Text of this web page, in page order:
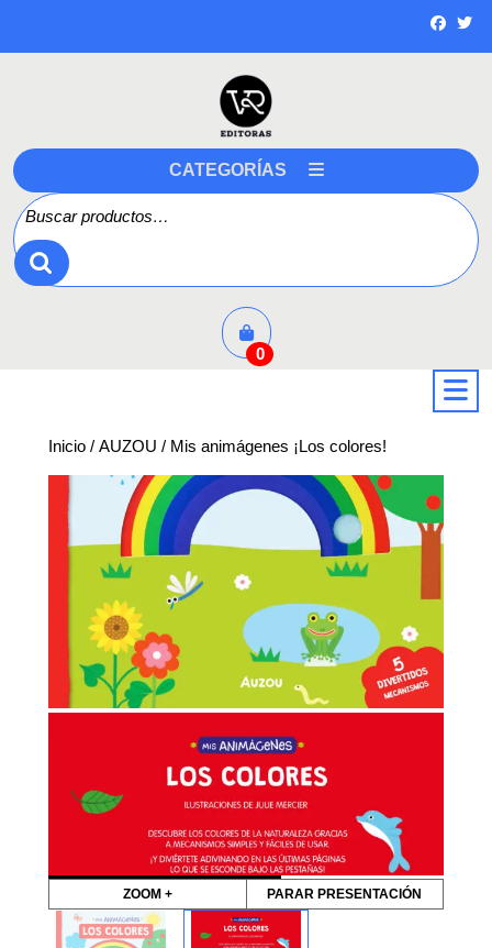
contenido
CATEGORÍAS
Buscar por:
0
Inicio / AUZOU / Mis animágenes ¡Los colores!
ZOOM + PARAR PRESENTACIÓN